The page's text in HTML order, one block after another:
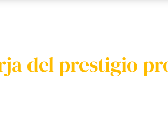
del prestigio